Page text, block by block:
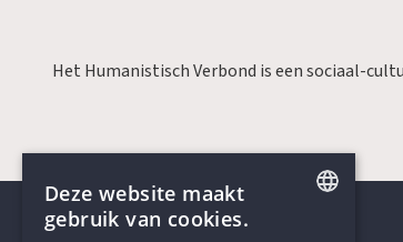
Het Humanistisch Verbond is een sociaal-
Deze website maakt
gebruik van cookies.